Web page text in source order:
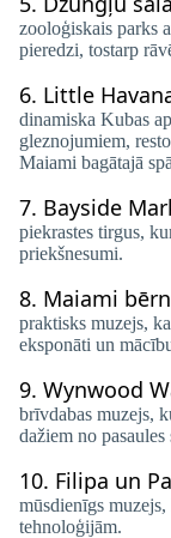
zooloģiskais parks
pieredzi, tostarp
6. Little
dinamiska Kubas
gleznojumiem,
Maiami bagātajā
7. Bayside
piekrastes tirgus,
priekšnesumi.
8. Maiami
praktisks muzejs,
eksponāti un
9. Wynwood
brīvdabas muzejs,
dažiem no
10. Filipa un
mūsdienīgs
tehnoloģijām.